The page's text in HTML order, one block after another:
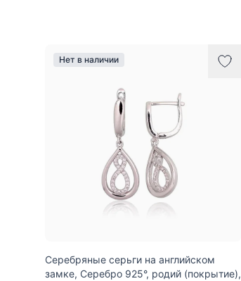
Нет в наличии
Серебряные серьги на английском
замке, Серебро 925°, родий (покрытие),